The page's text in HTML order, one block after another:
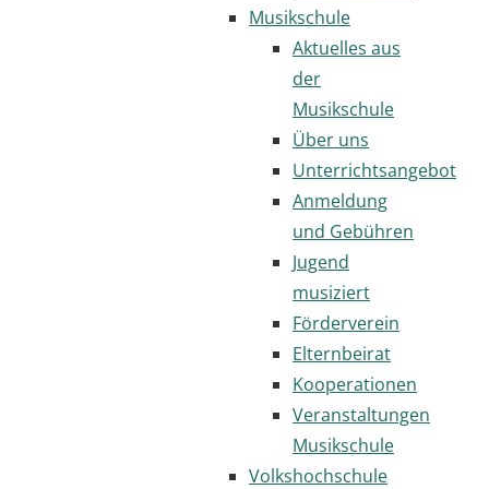
Musikschule
Aktuelles aus
der
Musikschule
Über uns
Unterrichtsangebot
Anmeldung
und Gebühren
Jugend
musiziert
Förderverein
Elternbeirat
Kooperationen
Veranstaltungen
Musikschule
Volkshochschule